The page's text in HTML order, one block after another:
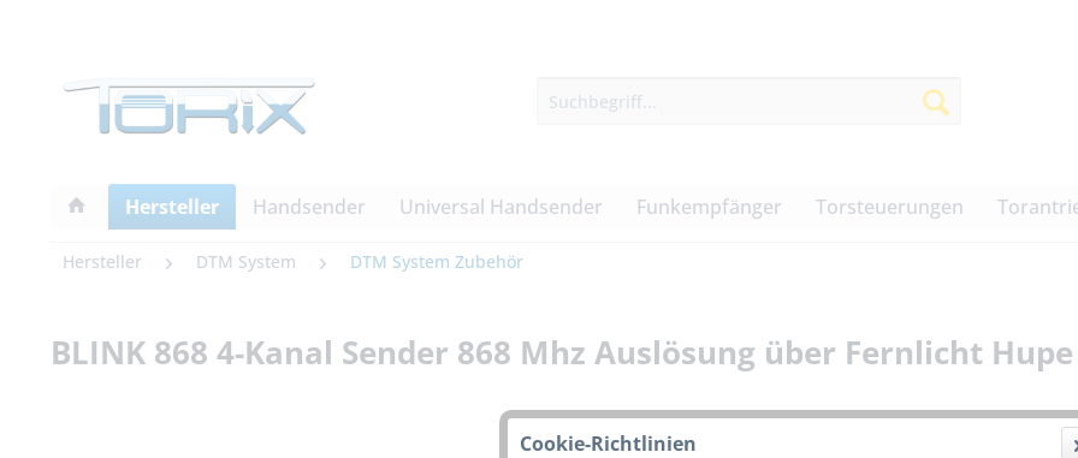
Hersteller Handsender Universal Handsender Funkempfänger Torsteuerungen
Hersteller DTM System DTM System Zubehör
BLINK 868 4-Kanal Sender 868 Mhz Auslösung über Fernlicht Hupe
Cookie-Richtlinien